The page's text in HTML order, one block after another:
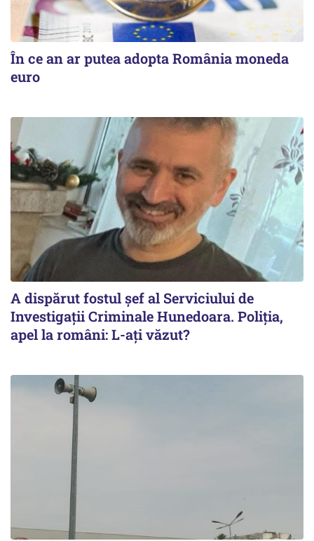
În ce an ar putea adopta România moneda
euro
A dispărut fostul șef al Serviciului de
Investigații Criminale Hunedoara. Poliția,
apel la români: L-ați văzut?